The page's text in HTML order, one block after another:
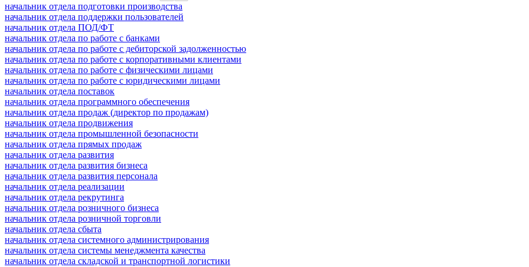
начальник отдела подготовки производства
начальник отдела поддержки пользователей
начальник отдела ПОД/ФТ
начальник отдела по работе с банками
начальник отдела по работе с дебиторской задолженностью
начальник отдела по работе с корпоративными клиентами
начальник отдела по работе с физическими лицами
начальник отдела по работе с юридическими лицами
начальник отдела поставок
начальник отдела программного обеспечения
начальник отдела продаж (директор по продажам)
начальник отдела продвижения
начальник отдела промышленной безопасности
начальник отдела прямых продаж
начальник отдела развития
начальник отдела развития бизнеса
начальник отдела развития персонала
начальник отдела реализации
начальник отдела рекрутинга
начальник отдела розничного бизнеса
начальник отдела розничной торговли
начальник отдела сбыта
начальник отдела системного администрирования
начальник отдела системы менеджмента качества
начальник отдела складской и транспортной логистики